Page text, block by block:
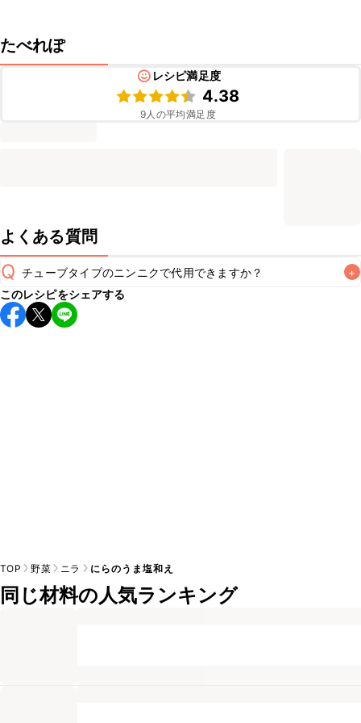
たべれぽ
レシピ満足度
4.38
9人の平均満足度
よくある質問
Q チューブタイプのニンニクで代用できますか？ +
A
チューブタイプのニンニクを使用してもお作りいただけま
す。小さじ1/2を目安に加え、お好みの風味になるようご調節
このレシピをシェアする
TOP 野菜 ニラ にらのうま塩和え
同じ材料の人気ランキング